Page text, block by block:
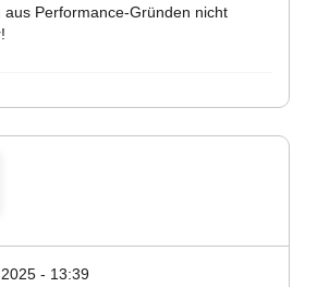
aus Performance-Gründen nicht
- 13:39